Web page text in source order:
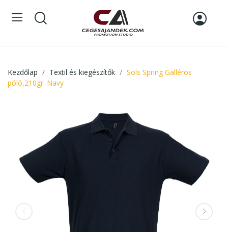
Kezdőlap Textil és kiegészítők
Sols Spring Galléros
póló,210gr. Navy